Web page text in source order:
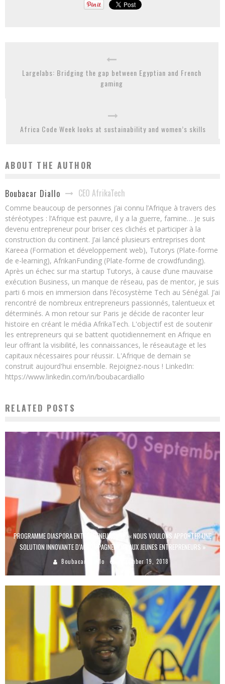
Largelabs: Bridging the gap between Egyptian and French
gaming
Africa Code Week looks at sustainability and women’s skills
ABOUT THE AUTHOR
Boubacar Diallo CEO AfrikaTech
Comme beaucoup de personnes j’ai connu l’Afrique à travers des
stéréotypes : l’Afrique est pauvre, il y a la guerre, famine… Je suis
devenu entrepreneur pour briser ces clichés et participer à la
construction du continent. J’ai lancé plusieurs entreprises dont
Kareea (Formation et développement web), Tutorys (Plate-forme
de e-learning), AfrikanFunding (Plate-forme de crowdfunding).
Après un échec sur ma startup Tutorys, à cause d’une mauvaise
exécution Business, un manque de réseau, pas de mentor, je suis
parti 6 mois en immersion dans l’écosystème Tech au Sénégal. J’ai
rencontré de nombreux entrepreneurs passionnés, talentueux et
déterminés. A mon retour sur Paris je décide de raconter leur
histoire en créant le média AfrikaTech. L'objectif est de soutenir
les entrepreneurs qui se battent quotidiennement en Afrique en
leur offrant la visibilité, les connaissances, le réseautage et les
capitaux nécessaires pour réussir. L'Afrique de demain se
construit aujourd'hui ensemble. Rejoignez-nous ! LinkedIn:
https://www.linkedin.com/in/boubacardiallo
RELATED POSTS
PROGRAMME DIASPORA ENTREPRENEURSHIP : « NOUS VOULONS APPORTER UNE
SOLUTION INNOVANTE D’ACCOMPAGNEMENT AUX JEUNES ENTREPRENEURS »
Boubacar Diallo December 19, 2018